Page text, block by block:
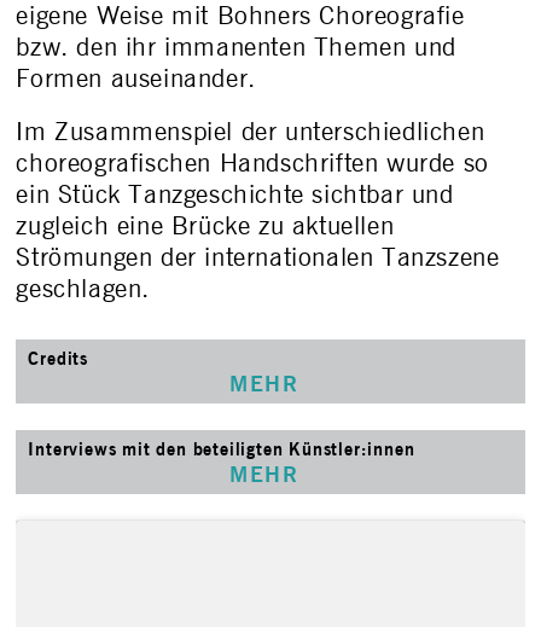
eigene Weise mit Bohners Choreografie
bzw. den ihr immanenten Themen und
Formen auseinander.
Im Zusammenspiel der unterschiedlichen
choreografischen Handschriften wurde so
ein Stück Tanzgeschichte sichtbar und
zugleich eine Brücke zu aktuellen
Strömungen der internationalen Tanzszene
geschlagen.
Credits
MEHR
Interviews mit den beteiligten Künstler:innen
MEHR